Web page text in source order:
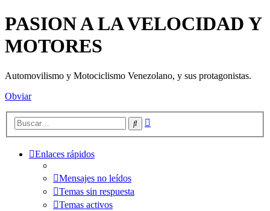
PASION A LA VELOCIDAD Y
MOTORES
Automovilismo y Motociclismo Venezolano, y sus protagonistas.
Obviar
Buscar
Enlaces rápidos
Mensajes no leídos
Temas sin respuesta
Temas activos